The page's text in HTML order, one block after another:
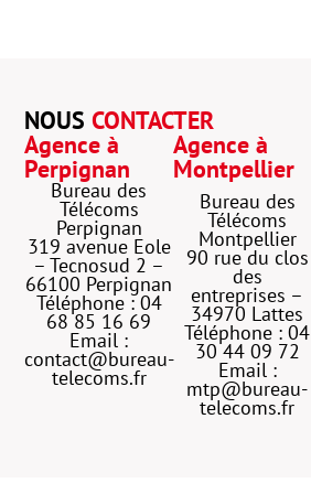
NOUSCONTACTER
Agence à
Perpignan
Bureau des
Télécoms
Perpignan
319 avenue Eole
– Tecnosud 2 –
66100 Perpignan
Téléphone : 04
68 85 16 69
Email :
contact@bureau-
telecoms.fr
Agence à
Montpellier
Bureau des
Télécoms
Montpellier
90 rue du clos
des
entreprises –
34970 Lattes
Téléphone : 04
30 44 09 72
Email :
mtp@bureau-
telecoms.fr